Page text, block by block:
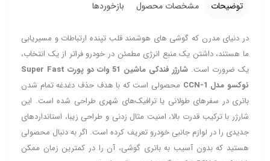
توضیحات مشخصات محصول بازخوردها
در دنیای مدرن که گوشی‌ های هوشمند قلب تپنده ارتباطات و مسیریابی
ما هستند، داشتن یک منبع انرژی مطمئن در خودرو فراتر از یک انتخاب،
یک ضرورت است.
شارژر فندکی ماشین 51 وات دو پورت Super Fast
نوکسو مدل CCN-1
محصولی است که با هدف حذف دغدغه تمام شدن
باتری در سفرهای طولانی یا ترافیک‌های شهری طراحی شده است. این
شارژر با ترکیب قدرت بالا، امنیت مثال‌ زدنی و طراحی زیبا، استانداردهای
جدیدی را در لوازم جانبی خودرو تعریف کرده است. اگر به دنبال محصولی
هستید که بدون آسیب به باتری گوشی، آن را در کمترین زمان ممکن